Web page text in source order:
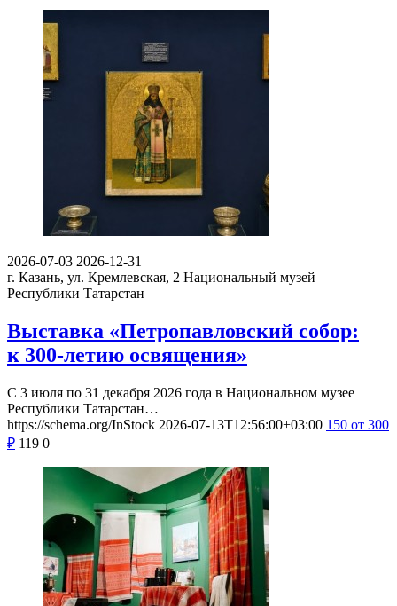
2026-07-03 2026-12-31
г. Казань, ул. Кремлевская, 2 Национальный музей
Республики Татарстан
Выставка «Петропавловский собор:
к 300-летию освящения»
С 3 июля по 31 декабря 2026 года в Национальном музее
Республики Татарстан…
https://schema.org/InStock 2026-07-13T12:56:00+03:00 150 от 300
₽ 119 0